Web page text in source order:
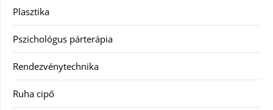
Plasztika
Pszichológus párterápia
Rendezvénytechnika
Ruha cipő